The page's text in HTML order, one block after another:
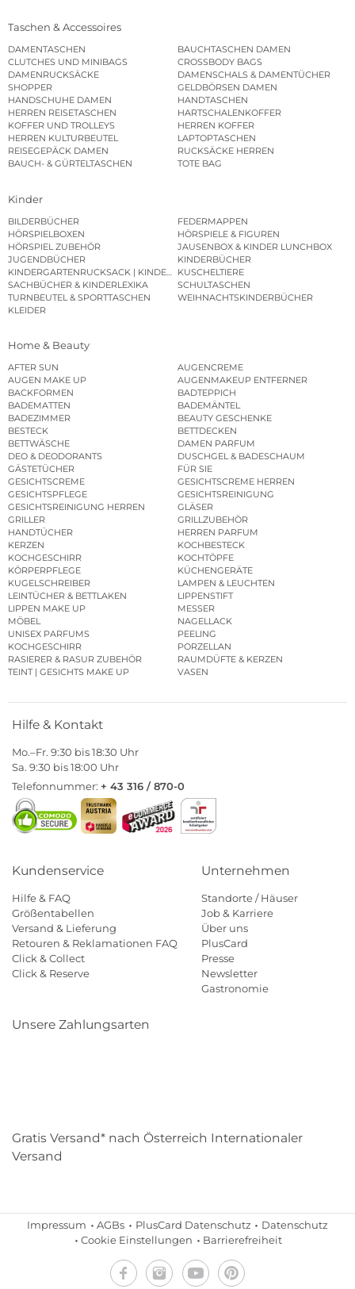
Taschen & Accessoires
DAMENTASCHEN
BAUCHTASCHEN DAMEN
CLUTCHES UND MINIBAGS
CROSSBODY BAGS
DAMENRUCKSÄCKE
DAMENSCHALS & DAMENTÜCHER
SHOPPER
GELDBÖRSEN DAMEN
HANDSCHUHE DAMEN
HANDTASCHEN
HERREN REISETASCHEN
HARTSCHALENKOFFER
KOFFER UND TROLLEYS
HERREN KOFFER
HERREN KULTURBEUTEL
LAPTOPTASCHEN
REISEGEPÄCK DAMEN
RUCKSÄCKE HERREN
BAUCH- & GÜRTELTASCHEN
TOTE BAG
Kinder
BILDERBÜCHER
FEDERMAPPEN
HÖRSPIELBOXEN
HÖRSPIELE & FIGUREN
HÖRSPIEL ZUBEHÖR
JAUSENBOX & KINDER LUNCHBOX
JUGENDBÜCHER
KINDERBÜCHER
KINDERGARTENRUCKSACK | KINDERGARTENBEUTEL
KUSCHELTIERE
SACHBÜCHER & KINDERLEXIKA
SCHULTASCHEN
TURNBEUTEL & SPORTTASCHEN
WEIHNACHTSKINDERBÜCHER
KLEIDER
Home & Beauty
AFTER SUN
AUGENCREME
AUGEN MAKE UP
AUGENMAKEUP ENTFERNER
BACKFORMEN
BADTEPPICH
BADEMATTEN
BADEMÄNTEL
BADEZIMMER
BEAUTY GESCHENKE
BESTECK
BETTDECKEN
BETTWÄSCHE
DAMEN PARFUM
DEO & DEODORANTS
DUSCHGEL & BADESCHAUM
GÄSTETÜCHER
FÜR SIE
GESICHTSCREME
GESICHTSCREME HERREN
GESICHTSPFLEGE
GESICHTSREINIGUNG
GESICHTSREINIGUNG HERREN
GLÄSER
GRILLER
GRILLZUBEHÖR
HANDTÜCHER
HERREN PARFUM
KERZEN
KOCHBESTECK
KOCHGESCHIRR
KOCHTÖPFE
KÖRPERPFLEGE
KÜCHENGERÄTE
KUGELSCHREIBER
LAMPEN & LEUCHTEN
LEINTÜCHER & BETTLAKEN
LIPPENSTIFT
LIPPEN MAKE UP
MESSER
MÖBEL
NAGELLACK
UNISEX PARFUMS
PEELING
KOCHGESCHIRR
PORZELLAN
RASIERER & RASUR ZUBEHÖR
RAUMDÜFTE & KERZEN
TEINT | GESICHTS MAKE UP
VASEN
Hilfe & Kontakt
Mo.–Fr. 9:30 bis 18:30 Uhr
Sa. 9:30 bis 18:00 Uhr
Telefonnummer: + 43 316 / 870-0
Kundenservice
Hilfe & FAQ
Größentabellen
Versand & Lieferung
Retouren & Reklamationen FAQ
Click & Collect
Click & Reserve
Unternehmen
Standorte / Häuser
Job & Karriere
Über uns
PlusCard
Presse
Newsletter
Gastronomie
Unsere Zahlungsarten
Gratis Versand* nach Österreich Internationaler
Versand
Impressum AGBs PlusCard Datenschutz
Datenschutz
Cookie Einstellungen
Barrierefreiheit